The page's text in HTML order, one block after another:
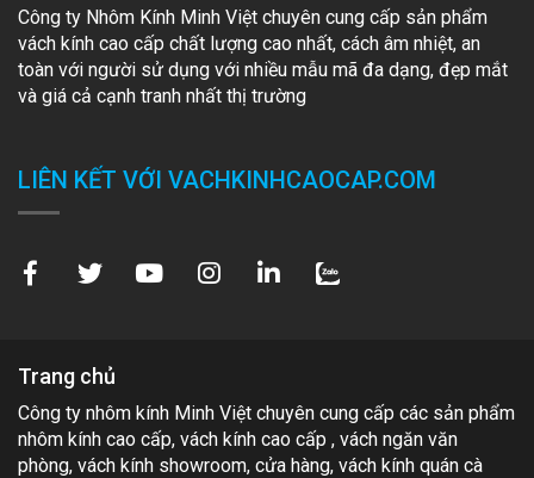
Trang chủ
Công ty nhôm kính Minh Việt chuyên cung cấp các sản phẩm
nhôm kính cao cấp, vách kính cao cấp , vách ngăn văn
phòng, vách kính showroom, cửa hàng, vách kính quán cà
Công ty Nhôm Kính Minh Việt chuyên cung cấp sản phẩm
vách kính cao cấp chất lượng cao nhất, cách âm nhiệt, an
toàn với người sử dụng với nhiều mẫu mã đa dạng, đẹp mắt
và giá cả cạnh tranh nhất thị trường
LIÊN KẾT VỚI VACHKINHCAOCAP.COM